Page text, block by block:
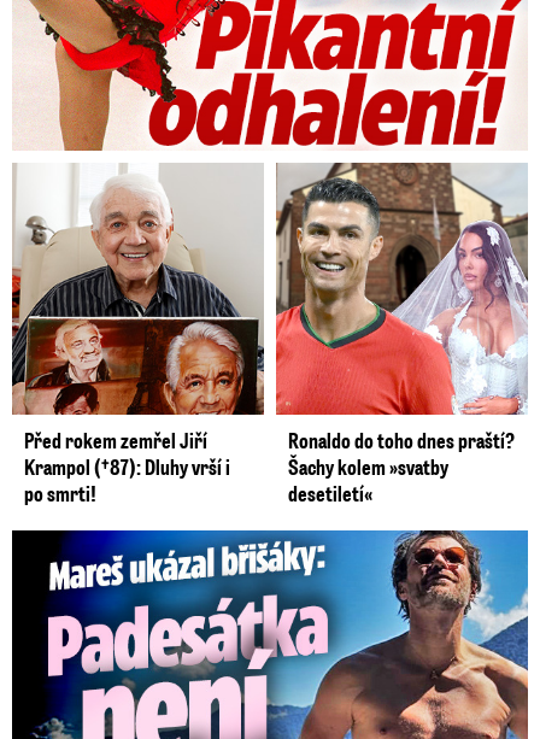
Před rokem zemřel Jiří
Krampol (†87): Dluhy vrší i
po smrti!
Ronaldo do toho dnes praští?
Šachy kolem »svatby
desetiletí«
Mareš v dokonalé formě ukázal břišáky: Padesátka není znát